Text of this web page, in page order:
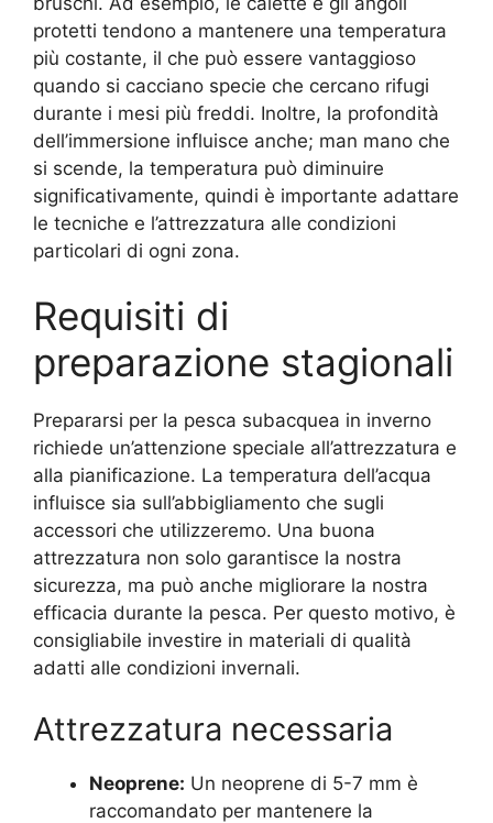
protetti tendono a mantenere una temperatura
più costante, il che può essere vantaggioso
quando si cacciano specie che cercano rifugi
durante i mesi più freddi. Inoltre, la profondità
dell’immersione influisce anche; man mano che
si scende, la temperatura può diminuire
significativamente, quindi è importante adattare
le tecniche e l’attrezzatura alle condizioni
particolari di ogni zona.
Requisiti di
preparazione stagionali
Prepararsi per la pesca subacquea in inverno
richiede un’attenzione speciale all’attrezzatura e
alla pianificazione. La temperatura dell’acqua
influisce sia sull’abbigliamento che sugli
accessori che utilizzeremo. Una buona
attrezzatura non solo garantisce la nostra
sicurezza, ma può anche migliorare la nostra
efficacia durante la pesca. Per questo motivo, è
consigliabile investire in materiali di qualità
adatti alle condizioni invernali.
Attrezzatura necessaria
Neoprene: Un neoprene di 5-7 mm è
raccomandato per mantenere la